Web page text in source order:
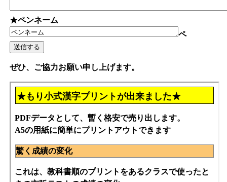
★ペンネーム
ペ
ぜひ、ご協力お願い申し上げます。